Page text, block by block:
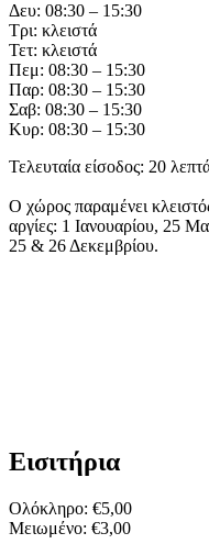
Δευ: 08:30 – 15:30
Τρι: κλειστά
Τετ: κλειστά
Πεμ: 08:30 – 15:30
Παρ: 08:30 – 15:30
Σαβ: 08:30 – 15:30
Κυρ: 08:30 – 15:30
Τελευταία είσοδος: 20
Ο χώρος παραμένει
αργίες: 1 Ιανουαρίου, 25
25 & 26 Δεκεμβρίου.
Εισιτήρια
Ολόκληρο: €5,00
Μειωμένο: €3,00